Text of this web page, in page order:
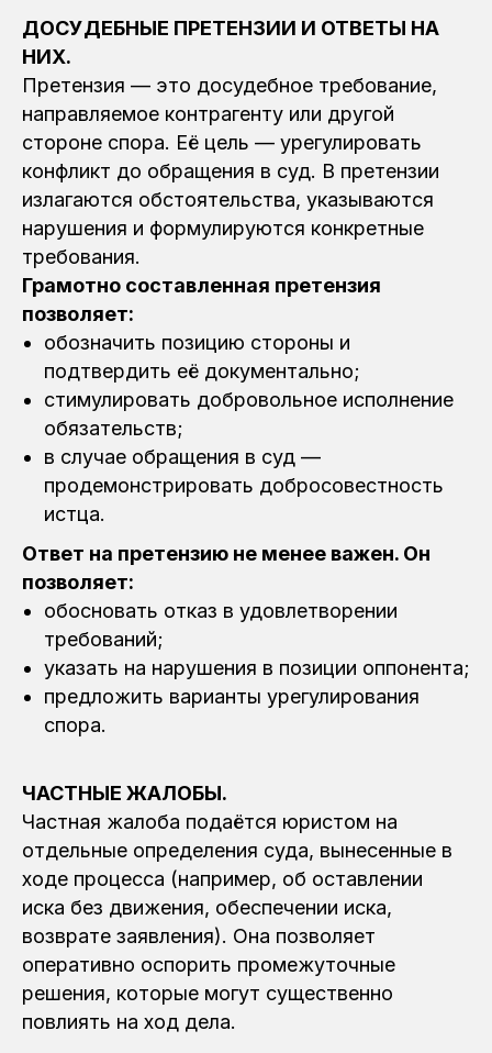
ДОСУДЕБНЫЕ ПРЕТЕНЗИИ И ОТВЕТЫ НА
НИХ.
Претензия — это досудебное требование,
направляемое контрагенту или другой
стороне спора. Её цель — урегулировать
конфликт до обращения в суд. В претензии
излагаются обстоятельства, указываются
нарушения и формулируются конкретные
требования.
Грамотно составленная претензия
позволяет:
обозначить позицию стороны и
подтвердить её документально;
стимулировать добровольное исполнение
обязательств;
в случае обращения в суд —
продемонстрировать добросовестность
истца.
Ответ на претензию не менее важен. Он
позволяет:
обосновать отказ в удовлетворении
требований;
указать на нарушения в позиции оппонента;
предложить варианты урегулирования
спора.
ЧАСТНЫЕ ЖАЛОБЫ.
Частная жалоба подаётся юристом на
отдельные определения суда, вынесенные в
ходе процесса (например, об оставлении
иска без движения, обеспечении иска,
возврате заявления). Она позволяет
оперативно оспорить промежуточные
решения, которые могут существенно
повлиять на ход дела.